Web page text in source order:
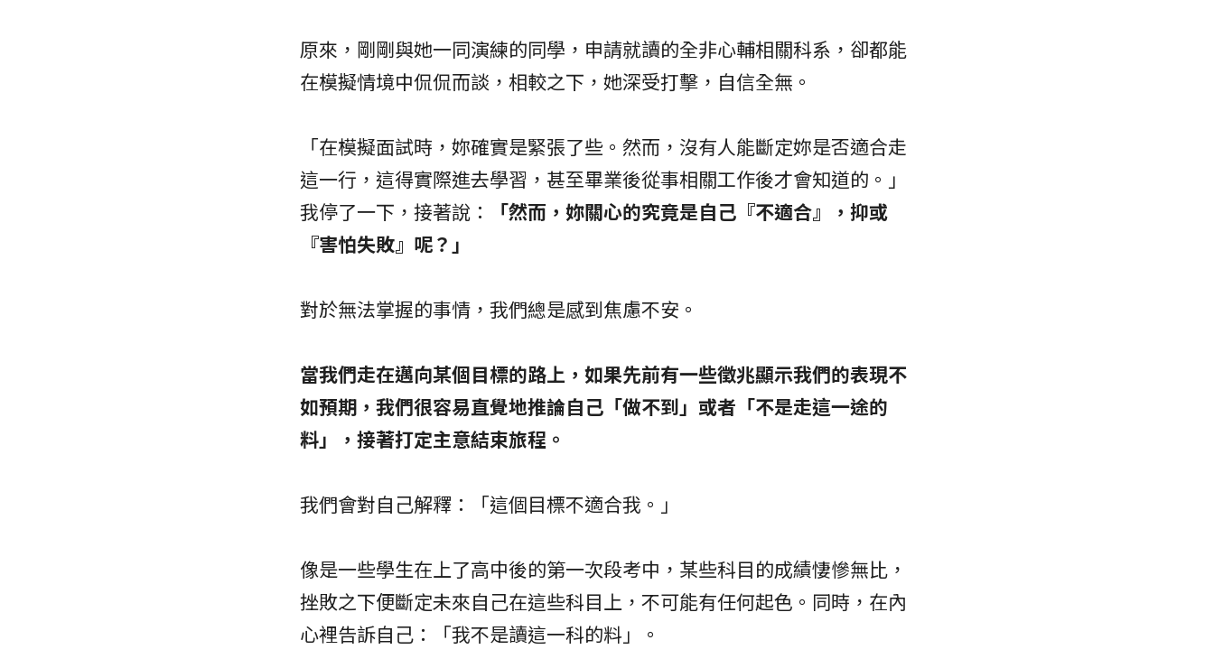
原來，剛剛與她一同演練的同學，申請就讀的全非心輔相關科系，卻都能
在模擬情境中侃侃而談，相較之下，她深受打擊，自信全無。
「在模擬面試時，妳確實是緊張了些。然而，沒有人能斷定妳是否適合走
這一行，這得實際進去學習，甚至畢業後從事相關工作後才會知道的。」
我停了一下，接著說：
「然而，妳關心的究竟是自己『不適合』，抑或
『害怕失敗』呢？」
對於無法掌握的事情，我們總是感到焦慮不安。
當我們走在邁向某個目標的路上，如果先前有一些徵兆顯示我們的表現不
如預期，我們很容易直覺地推論自己「做不到」或者「不是走這一途的
料」，接著打定主意結束旅程。
我們會對自己解釋：「這個目標不適合我。」
像是一些學生在上了高中後的第一次段考中，某些科目的成績悽慘無比，
挫敗之下便斷定未來自己在這些科目上，不可能有任何起色。同時，在內
心裡告訴自己：「我不是讀這一科的料」。